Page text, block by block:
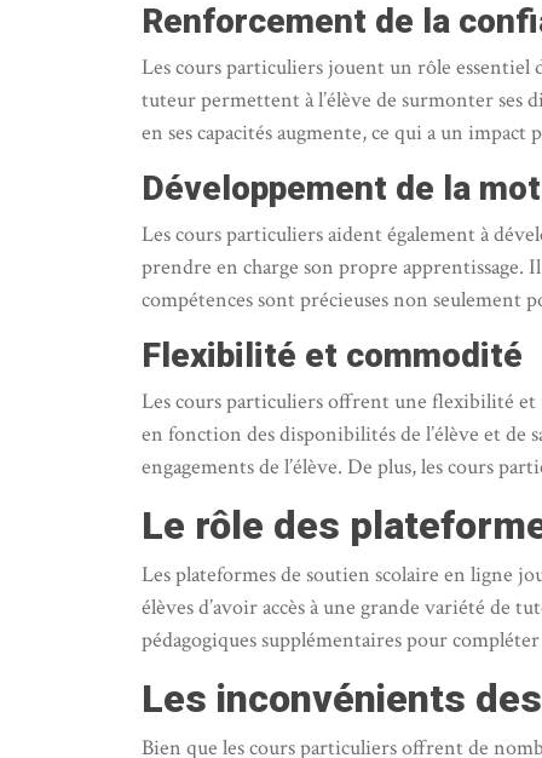
Renforcement de la
Les cours particuliers jouent un rôle essentiel
tuteur permettent à l’élève de surmonter ses
en ses capacités augmente, ce qui a un
Développement de la
Les cours particuliers aident également à
prendre en charge son propre apprentissage.
compétences sont précieuses non seulement
Flexibilité et commodité
Les cours particuliers offrent une flexibilité et
en fonction des disponibilités de l’élève et de
engagements de l’élève. De plus, les cours
Le rôle des
Les plateformes de soutien scolaire en ligne
élèves d’avoir accès à une grande variété de
pédagogiques supplémentaires pour
Les inconvénients
Bien que les cours particuliers offrent de